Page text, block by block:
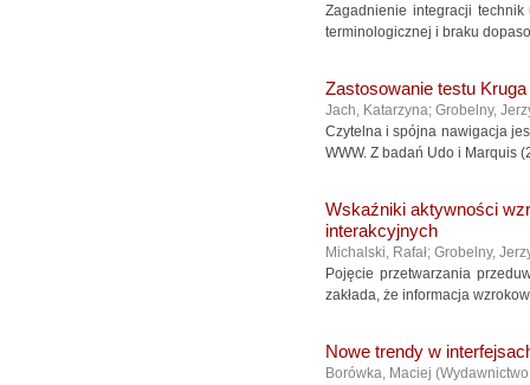
Zagadnienie integracji
terminologicznej i braku
Zastosowanie testu
Jach, Katarzyna; Grobelny,
Czytelna i spójna nawigacja
WWW. Z badań Udo i Marquis
Wskaźniki aktywności
interakcyjnych
Michalski, Rafał; Grobelny,
Pojęcie przetwarzania
zakłada, że informacja
Nowe trendy w
Borówka, Maciej (